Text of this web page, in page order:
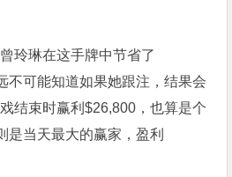
玲琳在这手牌中节省了
不可能知道如果她跟注，结果会
结束时赢利$26,800，也算是个
是当天最大的赢家，盈利